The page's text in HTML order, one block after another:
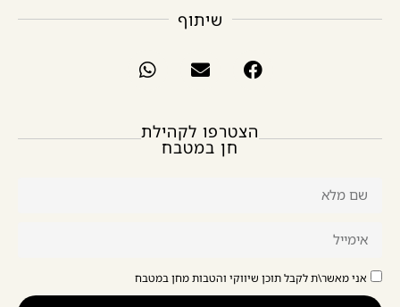
שיתוף
הצטרפו לקהילת
חן במטבח
אני מאשר\ת לקבל תוכן שיווקי והטבות מחן במטבח